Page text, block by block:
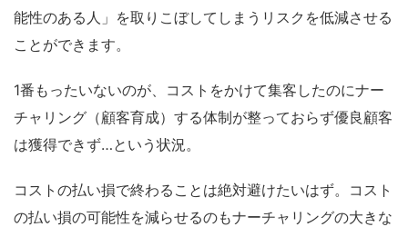
能性のある人」を取りこぼしてしまうリスクを低減させる
ことができます。
1番もったいないのが、コストをかけて集客したのにナー
チャリング（顧客育成）する体制が整っておらず優良顧客
は獲得できず…という状況。
コストの払い損で終わることは絶対避けたいはず。コスト
の払い損の可能性を減らせるのもナーチャリングの大きな